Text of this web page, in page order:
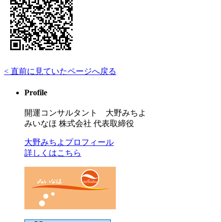
< 直前に見ていたページへ戻る
Profile
開運コンサルタント 大野みちよ
みいなほ 株式会社 代表取締役
大野みちよプロフィール
詳しくはこちら